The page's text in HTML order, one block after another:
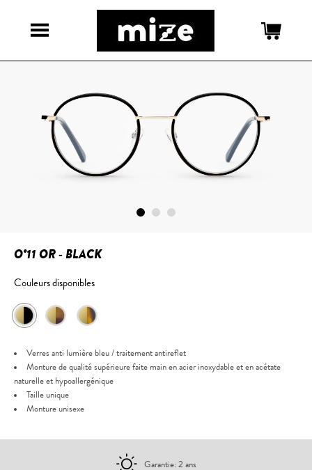
O°11 OR - BLACK
Couleurs disponibles
Verres anti lumière bleu / traitement antireflet
Monture de qualité supérieure faite main en acier inoxydable et en acétate
naturelle et hypoallergénique
Taille unique
Monture unisexe
Garantie: 2 ans